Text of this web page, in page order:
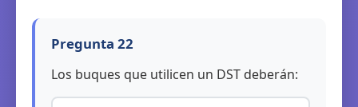
Pregunta 22
Los buques que utilicen un DST deberán: